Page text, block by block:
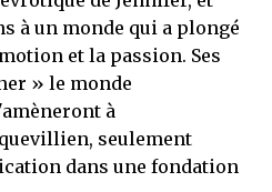
à un monde qui a plongé
et la passion. Ses
» le monde
à
seulement
dans une fondation